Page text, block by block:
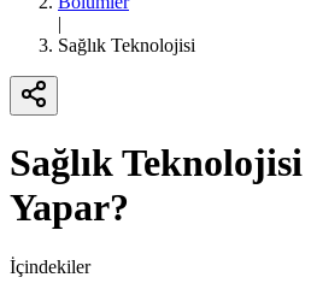
|
Sağlık Teknolojisi
Sağlık Teknolojisi
Yapar?
İçindekiler